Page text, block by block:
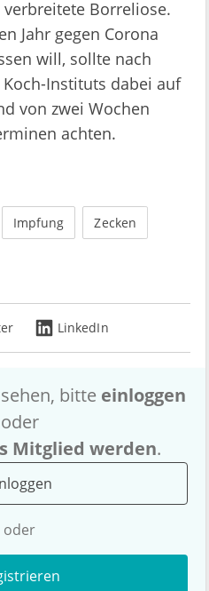
Borreliose.
Jahr gegen Corona
will, sollte nach
Instituts dabei auf
von zwei Wochen
achten.
Impfung Zecken
LinkedIn
bitte einloggen
oder
Mitglied werden.
oder